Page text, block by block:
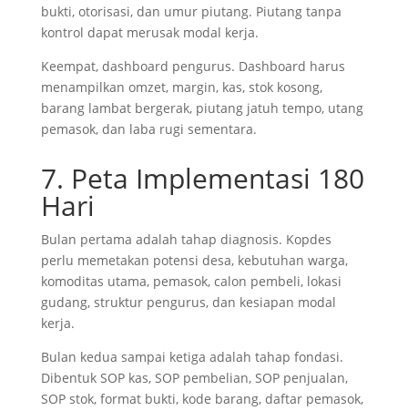
bukti, otorisasi, dan umur piutang. Piutang tanpa
kontrol dapat merusak modal kerja.
Keempat, dashboard pengurus. Dashboard harus
menampilkan omzet, margin, kas, stok kosong,
barang lambat bergerak, piutang jatuh tempo, utang
pemasok, dan laba rugi sementara.
7. Peta Implementasi 180
Hari
Bulan pertama adalah tahap diagnosis. Kopdes
perlu memetakan potensi desa, kebutuhan warga,
komoditas utama, pemasok, calon pembeli, lokasi
gudang, struktur pengurus, dan kesiapan modal
kerja.
Bulan kedua sampai ketiga adalah tahap fondasi.
Dibentuk SOP kas, SOP pembelian, SOP penjualan,
SOP stok, format bukti, kode barang, daftar pemasok,